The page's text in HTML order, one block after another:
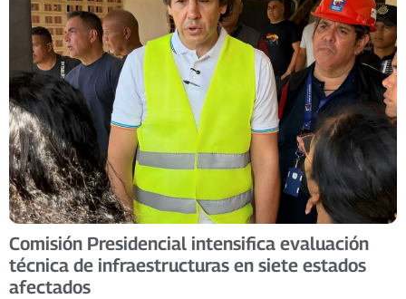
Comisión Presidencial intensifica evaluación
técnica de infraestructuras en siete estados
afectados